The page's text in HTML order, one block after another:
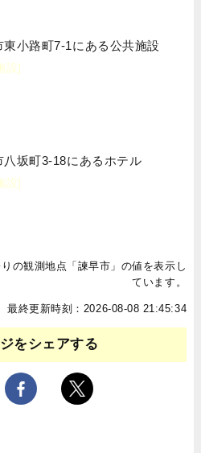
東小路町7-1にある公共施設
設]
八坂町3-18にあるホテル
設]
の観測地点「諫早市」の値を表示し
ています。
最終更新時刻：2026-08-08 21:45:34
をシェアする